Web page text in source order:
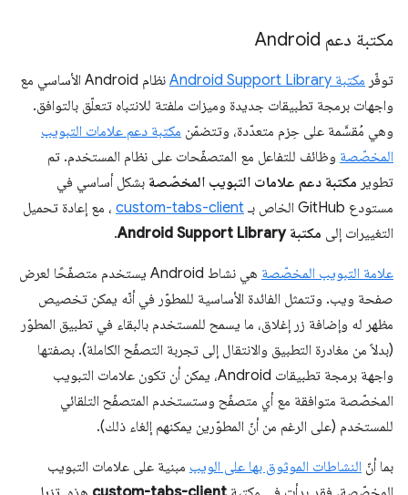
مكتبة دعم Android
توفّر مكتبة Android Support Library
نظام Android الأساسي مع
واجهات برمجة تطبيقات جديدة وميزات ملفتة للانتباه تتعلّق بالتوافق.
وهي مُقسَّمة على حِزم متعدّدة، وتتضمّن مكتبة دعم علامات التبويب
المخصّصة وظائف للتفاعل مع المتصفّحات على نظام المستخدم. تم
تطوير مكتبة دعم علامات التبويب المخصّصة بشكل أساسي في
مستودع GitHub الخاص بـ
custom-tabs-client ، مع إعادة تحميل
التغييرات إلى مكتبة Android Support Library .
علامة التبويب المخصّصة
هي نشاط Android يستخدم متصفّحًا لعرض
صفحة ويب. وتتمثل الفائدة الأساسية للمطوّر في أنّه يمكن تخصيص
مظهر له وإضافة زر إغلاق، ما يسمح للمستخدم بالبقاء في تطبيق المطوّر
(بدلاً من مغادرة التطبيق والانتقال إلى تجربة التصفّح الكاملة). بصفتها
واجهة برمجة تطبيقات Android، يمكن أن تكون علامات التبويب
المخصّصة متوافقة مع أي متصفّح وستستخدم المتصفّح التلقائي
للمستخدم (على الرغم من أنّ المطوّرين يمكنهم إلغاء ذلك).
بما أنّ النشاطات الموثوق بها على الويب مبنية على علامات التبويب